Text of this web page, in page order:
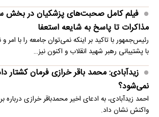
فیلم کامل صحبت‌های پزشکیان در بخش
مذاکرات تا پاسخ به شایعه استعفا
رئیس‌جمهور با تاکید بر اینکه نمی‌توان جامعه را با امر
با پشتیبانی رهبر شهید انقلاب و اکنون نیز…
زیدآبادی: محمد باقر خرازی فرمان کشتار
نمی‌شود؟
احمد زیدآبادی، به ادعای اخیر محمدباقر خرازی درباره
واکنش نشان داد.